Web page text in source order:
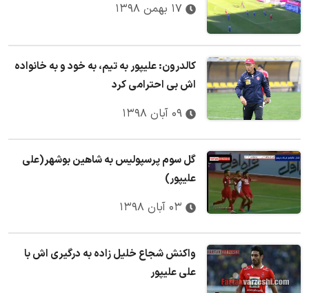
۱۷ بهمن ۱۳۹۸
کالدرون: علیپور به تیم، به خود و به خانواده
اش بی احترامی کرد
۰۹ آبان ۱۳۹۸
گل سوم پرسپولیس به شاهین بوشهر(علی
علیپور)
۰۳ آبان ۱۳۹۸
واکنش شجاع خلیل زاده به درگیری اش با
علی علیپور